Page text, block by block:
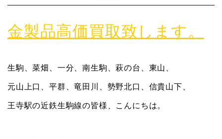
金製品高価買取致します。
生駒、菜畑、一分、南生駒、萩の台、東山、
元山上口、平群、竜田川、勢野北口、信貴山下、
王寺駅の近鉄生駒線の皆様、こんにちは。